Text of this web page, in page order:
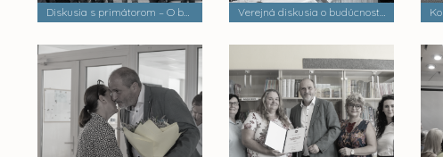
Diskusia s primátorom – O bezpečnosti a verejnom poriadku Verejná diskusia o budúcnosti mestských častí